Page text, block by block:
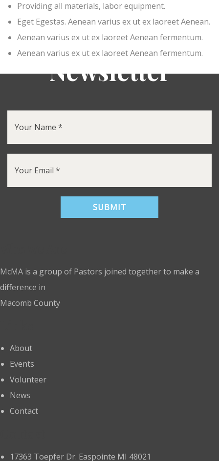
Providing all materials, labor equipment.
Eget Egestas. Aenean varius ex ut ex laoreet Aenean.
Aenean varius ex ut ex laoreet Aenean fermentum.
Aenean varius ex ut ex laoreet Aenean fermentum.
Newsletter
McMA is a group of Pastors joined together to make a
difference in
Macomb County
About
Events
Volunteer
News
Contact
17363 Toepfer Dr. Easpointe MI 48021